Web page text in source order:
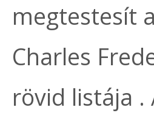
megtestesít
Charles
rövid listája